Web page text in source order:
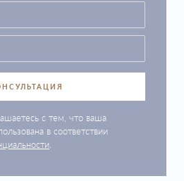
с тем, что ваша
в соответствии